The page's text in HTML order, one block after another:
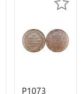
P1073